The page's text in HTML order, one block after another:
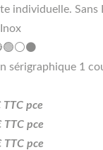
individuelle. Sans
sérigraphique 1
TTC pce
TTC pce
TTC pce